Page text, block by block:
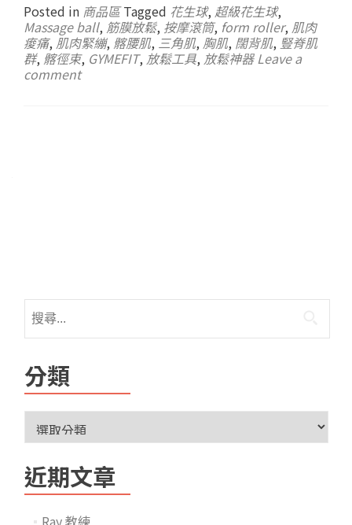
Posted in 商品區 Tagged 花生球, 超級花生球,
Massage ball, 筋膜放鬆, 按摩滾筒, form roller, 肌肉
痠痛, 肌肉緊繃, 髂腰肌, 三角肌, 胸肌, 闊背肌, 豎脊肌
群, 髂徑束, GYMEFIT, 放鬆工具, 放鬆神器 Leave a
comment
分類
近期文章
Ray 教練